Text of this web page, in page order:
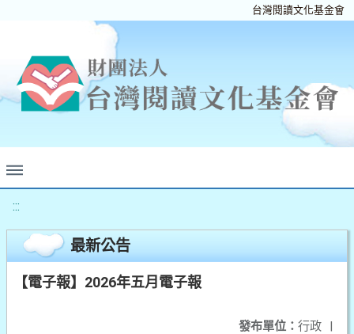
台灣閱讀文化基金會
:::
最新公告
【電子報】2026年五月電子報
發布單位： 行政 |